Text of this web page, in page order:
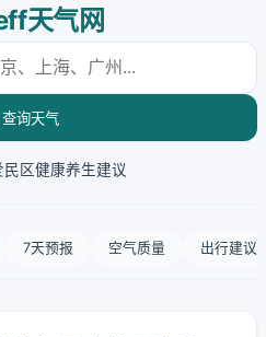
天气网
询天气
民区健康养生建议
7天预报 空气质量 出行建议